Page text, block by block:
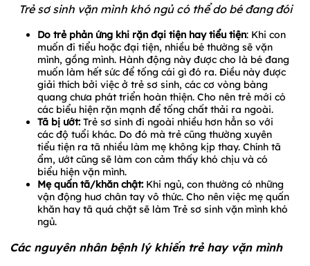
Trẻ sơ sinh vặn mình khó ngủ có thể do bé đang đói
Do trẻ phản ứng khi rặn đại tiện hay tiểu tiện: Khi con
muốn đi tiểu hoặc đại tiện, nhiều bé thường sẽ vặn
mình, gồng mình. Hành động này được cho là bé đang
muốn làm hết sức để tống cái gì đó ra. Điều này được
giải thích bởi việc ở trẻ sơ sinh, các cơ vòng bàng
quang chưa phát triển hoàn thiện. Cho nên trẻ mới có
các biểu hiện rặn mạnh để tống chất thải ra ngoài.
Tã bị ướt: Trẻ sơ sinh đi ngoài nhiều hơn hẳn so với
các độ tuổi khác. Do đó mà trẻ cũng thường xuyên
tiểu tiện ra tã nhiều làm mẹ không kịp thay. Chính tã
ẩm, ướt cũng sẽ làm con cảm thấy khó chịu và có
biểu hiện vặn mình.
Mẹ quấn tã/khăn chật: Khi ngủ, con thường có những
vận động huơ chân tay vô thức. Cho nên việc mẹ quấn
khăn hay tã quá chặt sẽ làm Trẻ sơ sinh vặn mình khó
ngủ.
Các nguyên nhân bệnh lý khiến trẻ hay vặn mình